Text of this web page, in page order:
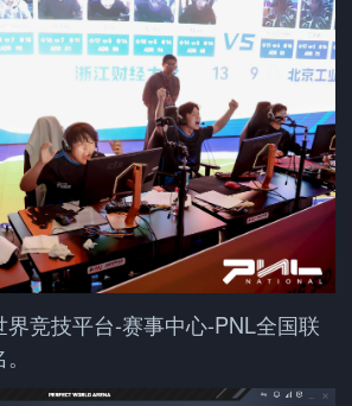
竞技平台-赛事中心-PNL全国联